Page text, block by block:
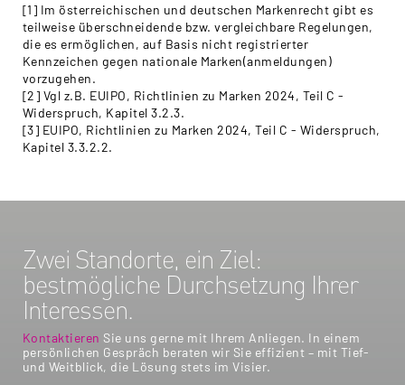
[1] Im österreichischen und deutschen Markenrecht gibt es
teilweise überschneidende bzw. vergleichbare Regelungen,
die es ermöglichen, auf Basis nicht registrierter
Kennzeichen gegen nationale Marken(anmeldungen)
vorzugehen.
[2] Vgl z.B. EUIPO, Richtlinien zu Marken 2024, Teil C -
Widerspruch, Kapitel 3.2.3.
[3] EUIPO, Richtlinien zu Marken 2024, Teil C - Widerspruch,
Kapitel 3.3.2.2.
Zwei Standorte, ein Ziel:
bestmögliche Durchsetzung Ihrer
Interessen.
Kontaktieren Sie uns gerne mit Ihrem Anliegen. In einem
persönlichen Gespräch beraten wir Sie effizient – mit Tief-
und Weitblick, die Lösung stets im Visier.